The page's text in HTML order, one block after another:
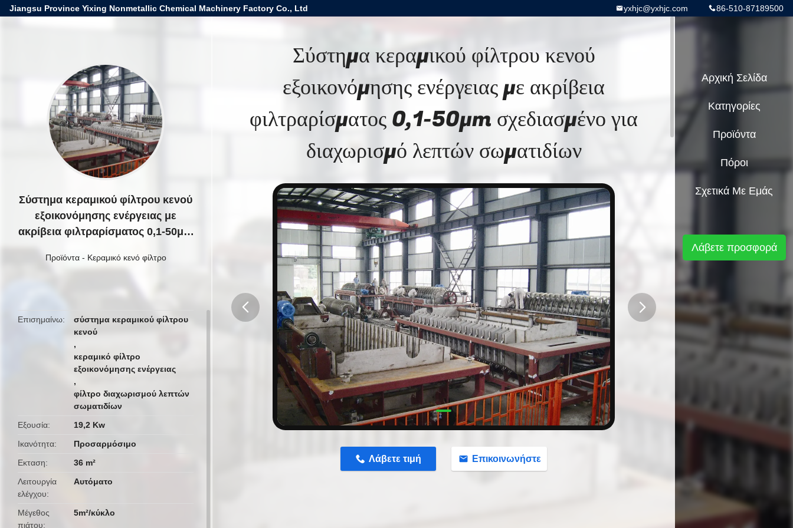
Jiangsu Province Yixing Nonmetallic Chemical Machinery Factory Co., Ltd 86-510-87189500
yxhjc@yxhjc.com
Σύστημα κεραμικού φίλτρου κενού
εξοικονόμησης ενέργειας με
ακρίβεια φιλτραρίσματος 0,1-50μm
σχεδιασμένο για διαχωρισμό
λεπτών σωματιδίων
Προϊόντα- Κεραμικό κενό φίλτρο
Επισημαίνω
σύστημα κεραμικού φίλτρου
κενού
,
κεραμικό φίλτρο
εξοικονόμησης ενέργειας
,
φίλτρο διαχωρισμού λεπτών
σωματιδίων
Εξουσία
19,2 Kw
Ικανότητα
Προσαρμόσιμο
Εκταση
36 m²
Λειτουργία
ελέγχου
Αυτόματο
Μέγεθος
πιάτου
5m²/κύκλο
Σύστημα κεραμικού φίλτρου κενού
εξοικονόμησης ενέργειας με ακρίβεια
φιλτραρίσματος 0,1-50μm σχεδιασμένο για
διαχωρισμό λεπτών σωματιδίων
Λάβετε τιμή Επικοινωνήστε
Αρχική Σελίδα
Κατηγορίες
Προϊόντα
Πόροι
Σχετικά Με Εμάς
Λάβετε προσφορά